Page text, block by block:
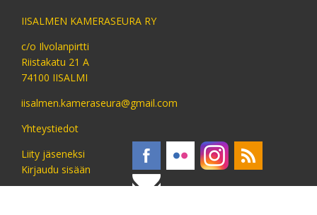
IISALMEN KAMERASEURA RY
c/o Ilvolanpirtti
Riistakatu 21 A
74100 IISALMI
iisalmen.kameraseura@gmail.com
Yhteystiedot
Liity jäseneksi
Kirjaudu sisään